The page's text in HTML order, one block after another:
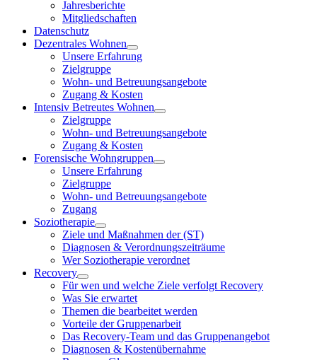
Jahresberichte
Mitgliedschaften
Datenschutz
Dezentrales Wohnen
Unsere Erfahrung
Zielgruppe
Wohn- und Betreuungsangebote
Zugang & Kosten
Intensiv Betreutes Wohnen
Zielgruppe
Wohn- und Betreuungsangebote
Zugang & Kosten
Forensische Wohngruppen
Unsere Erfahrung
Zielgruppe
Wohn- und Betreuungsangebote
Zugang
Soziotherapie
Ziele und Maßnahmen der (ST)
Diagnosen & Verordnungszeiträume
Wer Soziotherapie verordnet
Recovery
Für wen und welche Ziele verfolgt Recovery
Was Sie erwartet
Themen die bearbeitet werden
Vorteile der Gruppenarbeit
Das Recovery-Team und das Gruppenangebot
Diagnosen & Kostenübernahme